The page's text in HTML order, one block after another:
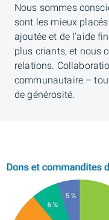
Nous sommes
sont les mieux
ajoutée et de l’aide
plus criants, et nous
relations.
communautaire –
de générosité.